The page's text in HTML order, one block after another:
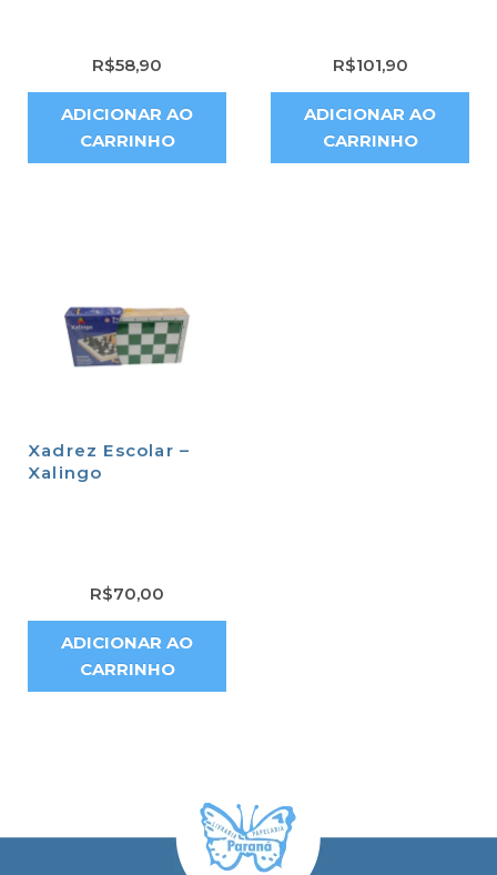
R$58,90
ADICIONAR AO
CARRINHO
R$101,90
ADICIONAR AO
CARRINHO
Xadrez Escolar –
Xalingo
R$70,00
ADICIONAR AO
CARRINHO